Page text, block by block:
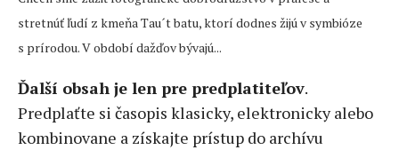
stretnúť ľudí z kmeňa Tau´t batu, ktorí dodnes žijú v symbióze
s prírodou. V období dažďov bývajú...
Ďalší obsah je len pre predplatiteľov.
Predplaťte si časopis klasicky, elektronicky alebo
kombinovane a získajte prístup do archívu